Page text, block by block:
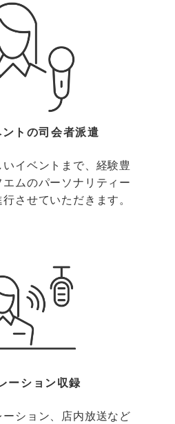
トの司会者派遣
イベントまで、経験豊
ムのパーソナリティー
させていただきます。
ーション収録
ション、店内放送など